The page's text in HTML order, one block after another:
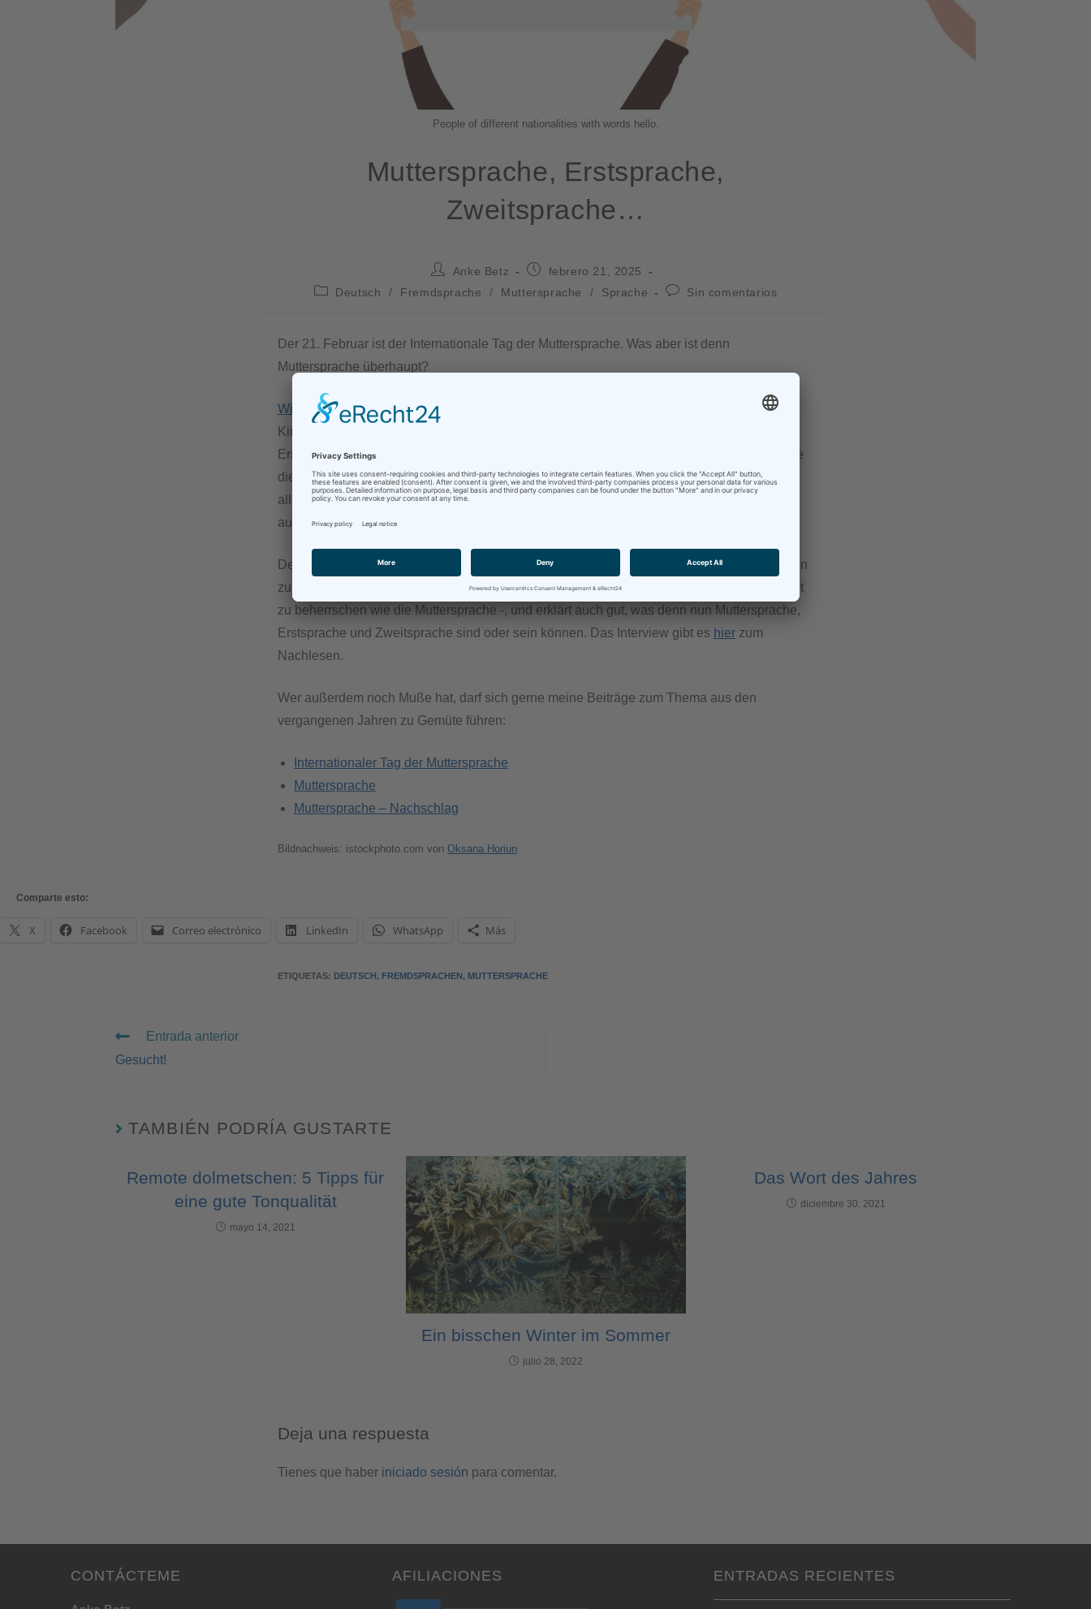
People of different nationalities with words hello.
Muttersprache, Erstsprache,
Zweitsprache…
Anke Betz
febrero 21, 2025
Deutsch
/ Fremdsprache / Muttersprache / Sprache Sin comentarios
Der 21. Februar ist der Internationale Tag der Muttersprache. Was aber ist denn
Muttersprache überhaupt?
Wikipediasagt: «AlsMuttersprache
bezeichnet man eine vom Sprecher in der frühen
Kindheit ohne formalen Unterricht erlernte Sprache. Das Wort wird oft im Sinne der
Erstsprache verwendet. Eine Sprache wird in der Regel durch eine enge Bezugsperson wie
die Mutter vermittelt (daher „Muttersprache“). Verbunden mit dem Begriff ist außerdem eine
allgemeine Vorstellung, dass die Muttersprache die Sprache ist, die ein sich verbal
ausdrückendes Individuum (Muttersprachler) am besten beherrscht. «
Der Fremdsprachenforscher Prof. Dr. Thorsten Piske hat ein paar interessante Anmerkungen
zum Thema – zum Beispiel, dass es durchaus möglich ist, eine weitere Sprache ebenso gut
zu beherrschen wie die Muttersprache -, und erklärt auch gut, was denn nun Muttersprache,
Erstsprache und Zweitsprache sind oder sein können. Das Interview gibt es hier zum
Nachlesen.
Wer außerdem noch Muße hat, darf sich gerne meine Beiträge zum Thema aus den
vergangenen Jahren zu Gemüte führen:
Internationaler Tag der Muttersprache
Muttersprache
Muttersprache – Nachschlag
Bildnachweis: istockphoto.com von Oksana Horiun
Comparte esto:
X Facebook Correo electrónico LinkedIn WhatsApp Más
ETIQUETAS: DEUTSCH, FREMDSPRACHEN, MUTTERSPRACHE
Entrada anterior
Gesucht!
TAMBIÉN PODRÍA GUSTARTE
Remote dolmetschen: 5 Tipps für
eine gute Tonqualität
mayo 14, 2021
Ein bisschen Winter im Sommer
julio 28, 2022
Das Wort des Jahres
diciembre 30, 2021
Deja una respuesta
Tienes que haber iniciado sesión para comentar.
CONTÁCTEME AFILIACIONES ENTRADAS RECIENTES